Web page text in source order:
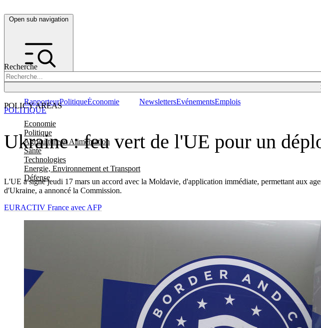
Open sub navigation
Recherche
POLICY AREAS
Economie
Politique
Agriculture et Alimentation
Santé
Technologies
Energie, Environnement et Transport
Défense
RapporteurPolitiqueÉconomie NewslettersEvénementsEmplois
Ukraine : feu vert de l'UE pour un
L'UE a signé jeudi 17 mars un accord avec la Moldavie, d'application immédiate, permettant aux
d'Ukraine, a annoncé la Commission.
POLITIQUE
EURACTIV France avec AFP